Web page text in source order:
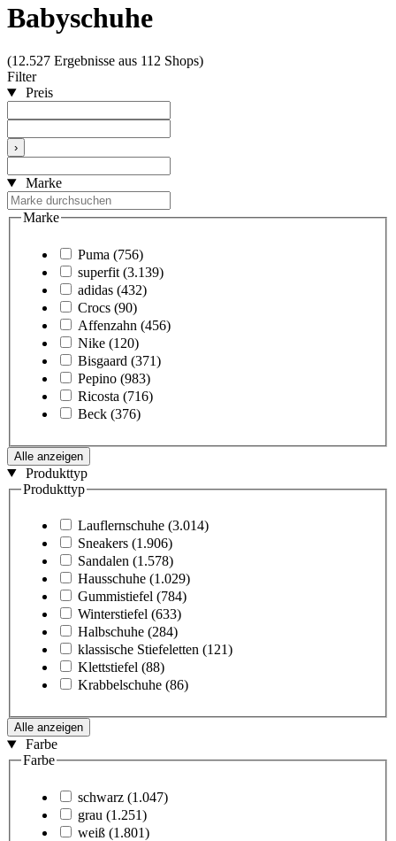
Babyschuhe
(12.527 Ergebnisse aus 112 Shops)
Filter
Preis
›
Marke
Marke
Puma (756)
superfit (3.139)
adidas (432)
Crocs (90)
Affenzahn (456)
Nike (120)
Bisgaard (371)
Pepino (983)
Ricosta (716)
Beck (376)
Alle anzeigen
Produkttyp
Produkttyp
Lauflernschuhe (3.014)
Sneakers (1.906)
Sandalen (1.578)
Hausschuhe (1.029)
Gummistiefel (784)
Winterstiefel (633)
Halbschuhe (284)
klassische Stiefeletten (121)
Klettstiefel (88)
Krabbelschuhe (86)
Alle anzeigen
Farbe
Farbe
schwarz (1.047)
grau (1.251)
weiß (1.801)